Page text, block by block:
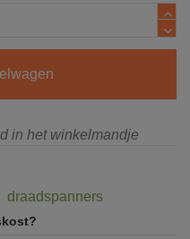
in het winkelmandje
draadspanners